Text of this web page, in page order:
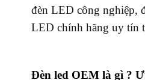
đèn LED công nghiệp,
LED chính hãng uy tín
Đèn led OEM là gì ?